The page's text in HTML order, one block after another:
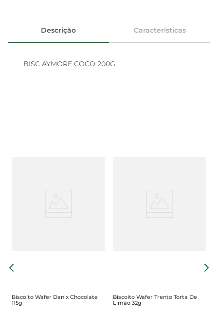
Descrição Características
BISC AYMORE COCO 200G
Biscoito Wafer Danix Chocolate
115g
Biscoito Wafer Trento Torta De
Limão 32g